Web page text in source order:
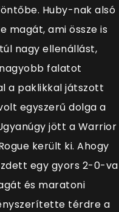
Huby-nak alsó
magát, ami össze is
nagy ellenállást,
nagyobb falatot
a paklikkal játszott
egyszerű dolga a
jött a Warrior
került ki. Ahogy
egy gyors 2-0-
és maratoni
térdre a